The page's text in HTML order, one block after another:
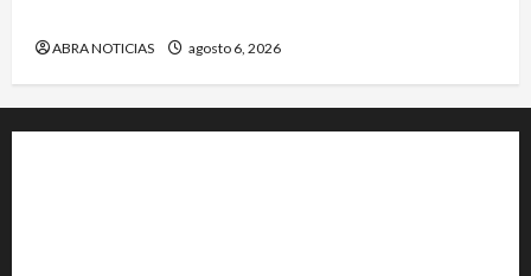
ABRA NOTICIAS agosto 6, 2026